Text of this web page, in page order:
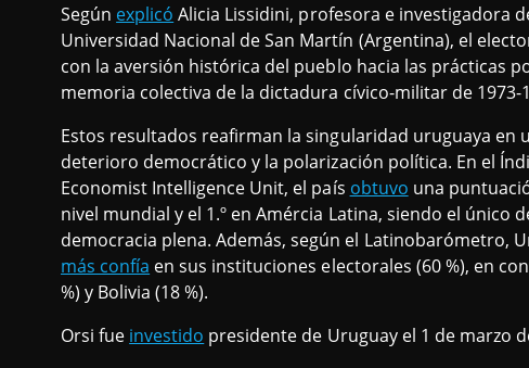
Según explicó Alicia Lissidini, profesora e investigadora
Universidad Nacional de San Martín (Argentina), el
con la aversión histórica del pueblo hacia las prácticas
memoria colectiva de la dictadura cívico-militar de 1973-
Estos resultados reafirman la singularidad uruguaya en
deterioro democrático y la polarización política. En el
Economist Intelligence Unit, el país obtuvo una
nivel mundial y el 1.º en Amércia Latina, siendo el único
democracia plena. Además, según el Latinobarómetro,
más confía en sus instituciones electorales (60 %), en
%) y Bolivia (18 %).
Orsi fue investido presidente de Uruguay el 1 de marzo